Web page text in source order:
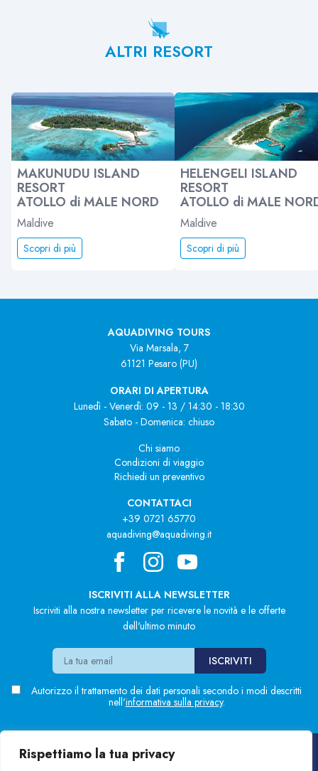
Rispettiamo la tua privacy
ALTRI RESORT
MAKUNUDU ISLAND
RESORT
ATOLLO di MALE NORD
Maldive
Scopri di più
HELENGELI ISLAND
RESORT
ATOLLO di MALE
Maldive
Scopri di più
AQUADIVING TOURS
Via Marsala, 7
61121 Pesaro (PU)
ORARI DI APERTURA
Lunedì - Venerdì: 09 - 13 / 14:30 - 18:30
Sabato - Domenica: chiuso
Chi siamo
Condizioni di viaggio
Richiedi un preventivo
CONTATTACI
+39 0721 65770
aquadiving@aquadiving.it
ISCRIVITI ALLA NEWSLETTER
Iscriviti alla nostra newsletter per ricevere le novità e le offerte
dell'ultimo minuto
Autorizzo il trattamento dei dati personali secondo i modi descritti
nell'informativa sulla privacy.
Blue'n Green S.r.l. Sede: Via Marsala, 7 - Pesaro (PU)